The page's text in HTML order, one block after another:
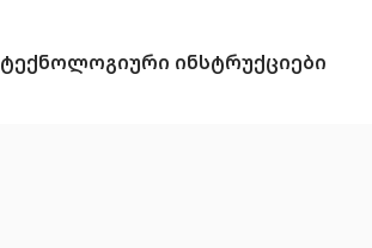
ტექნოლოგიური ინსტრუქციები